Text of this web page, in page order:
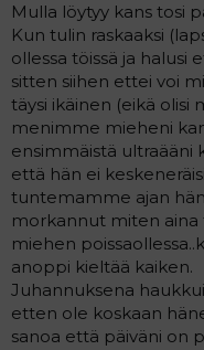
Mulla löytyy kans tosi
Kun tulin raskaaksi
ollessa töissä ja halusi
sitten siihen ettei voi
täysi ikäinen (eikä olisi
menimme mieheni
ensimmäistä ultraääni
että hän ei
tuntemamme ajan
morkannut miten aina
miehen
anoppi kieltää kaiken.
Juhannuksena
etten ole koskaan
sanoa että päiväni on